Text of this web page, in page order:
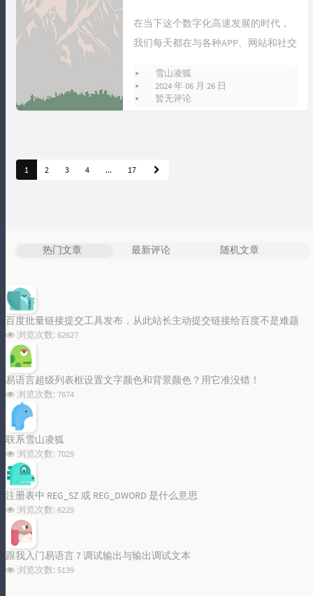
在当下这个数字化高速发展的时代，
我们每天都在与各种APP、网站和社交
准地...
雪山凌狐
2024 年 06 月 26 日
暂无评论
1 2 3 4 ... 17
热门文章 最新评论 随机文章
百度批量链接提交工具发布，从此站长主动提交链接给百度不是难题
浏览次数: 62627
易语言超级列表框设置文字颜色和背景颜色？用它准没错！
浏览次数: 7674
联系雪山凌狐
浏览次数: 7029
注册表中 REG_SZ 或 REG_DWORD 是什么意思
浏览次数: 6229
跟我入门易语言 7 调试输出与输出调试文本
浏览次数: 5139